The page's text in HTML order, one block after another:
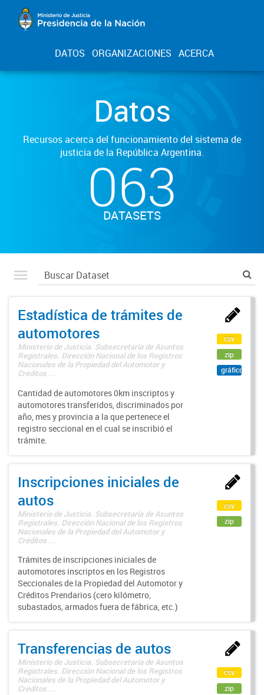
DATOS ORGANIZACIONES ACERCA
Datos
Recursos acerca del funcionamiento del sistema de
justicia de la República Argentina.
063
DATASETS
Estadística de trámites de
automotores
Ministerio de Justicia. Subsecretaría de Asuntos
Registrales. Dirección Nacional de los Registros
Nacionales de la Propiedad del Automotor y
Créditos ...
Cantidad de automotores 0km inscriptos y
automotores transferidos, discriminados por
año, mes y provincia a la que pertenece el
registro seccional en el cual se inscribió el
trámite.
csv
zip
gráfico
Inscripciones iniciales de
autos
Ministerio de Justicia. Subsecretaría de Asuntos
Registrales. Dirección Nacional de los Registros
Nacionales de la Propiedad del Automotor y
Créditos ...
Trámites de inscripciones iniciales de
automotores inscriptos en los Registros
Seccionales de la Propiedad del Automotor y
Créditos Prendarios (cero kilómetro,
subastados, armados fuera de fábrica, etc.)
csv
zip
Transferencias de autos
Ministerio de Justicia. Subsecretaría de Asuntos
Registrales. Dirección Nacional de los Registros
Nacionales de la Propiedad del Automotor y
Créditos ...
csv
zip